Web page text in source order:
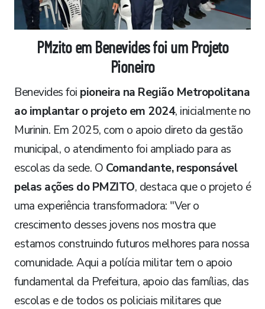
PMzito em Benevides foi um Projeto
Pioneiro
​Benevides foi pioneira na Região Metropolitana
ao implantar o projeto em 2024, inicialmente no
Murinin. Em 2025, com o apoio direto da gestão
municipal, o atendimento foi ampliado para as
escolas da sede. O Comandante, responsável
pelas ações do PMZITO, destaca que o projeto é
uma experiência transformadora: "Ver o
crescimento desses jovens nos mostra que
estamos construindo futuros melhores para nossa
comunidade. Aqui a polícia militar tem o apoio
fundamental da Prefeitura, apoio das famílias, das
escolas e de todos os policiais militares que